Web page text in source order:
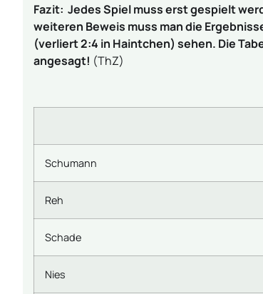
Fazit: Jedes Spiel muss erst gespielt
weiteren Beweis muss man die
(verliert 2:4 in Haintchen) sehen. Die
angesagt! (ThZ)
Schumann
Reh
Schade
Nies